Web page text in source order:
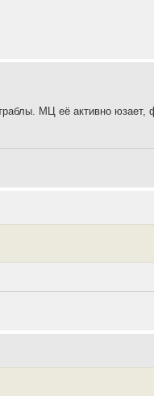
МЦ её активно юзает,